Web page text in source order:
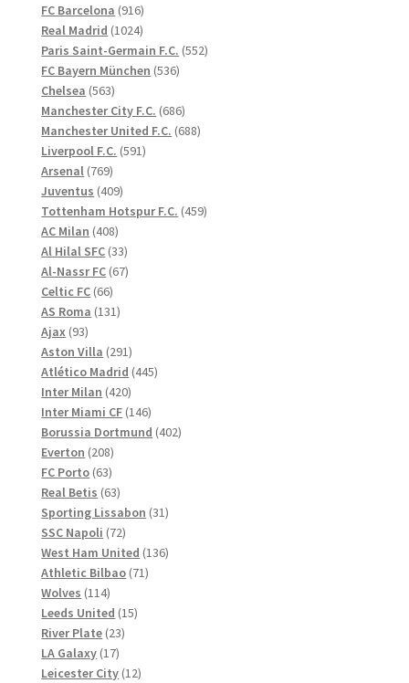
produkter
FC Barcelona 916916
produkter
Real Madrid 10241024
produkter
Paris Saint-Germain F.C. 552552
FC Bayern München 536536
Chelsea 563563
produkter
Manchester City F.C. 686686
produkter
Manchester United F.C. 688688
Liverpool F.C. 591591
Arsenal 769769
produkter
Juventus 409409
produkter
Tottenham Hotspur F.C. 459459
AC Milan 408408
produkter
Al Hilal SFC 3333
produkter
Al-Nassr FC 6767
Celtic FC 6666
produkter
AS Roma 131131
Ajax 9393
produkter
Aston Villa 291291
produkter
Atlético Madrid 445445
Inter Milan 420420
produkter
Inter Miami CF 146146
produkter
Borussia Dortmund 402402
Everton 208208
produkter
FC Porto 6363
produkter
Real Betis 6363
produkter
Sporting Lissabon 3131
SSC Napoli 7272
produkter
West Ham United 136136
Athletic Bilbao 7171
Wolves 114114
produkter
Leeds United 1515
River Plate 2323
LA Galaxy 1717
produkter
Leicester City 1212